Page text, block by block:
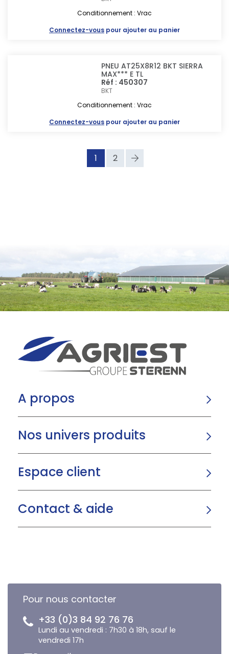
Conditionnement : Vrac
Connectez-vous pour ajouter au panier
PNEU AT25X8R12 BKT SIERRA
MAX*** E TL
Réf : 450307
BKT
Conditionnement : Vrac
Connectez-vous pour ajouter au panier
1 2
A propos
Nos univers produits
Espace client
Contact & aide
Pour nous contacter
+33 (0)3 84 92 76 76
Lundi au vendredi : 7h30 à 18h, sauf le
vendredi 17h